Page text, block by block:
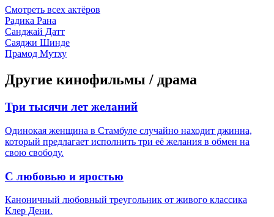
Смотреть всех актёров
Радика Рана
Санджай Датт
Саяджи Шинде
Прамод Мутху
Другие кинофильмы / драма
Три тысячи лет желаний
Одинокая женщина в Стамбуле случайно находит джинна,
который предлагает исполнить три её желания в обмен на
свою свободу.
С любовью и яростью
Каноничный любовный треугольник от живого классика
Клер Дени.